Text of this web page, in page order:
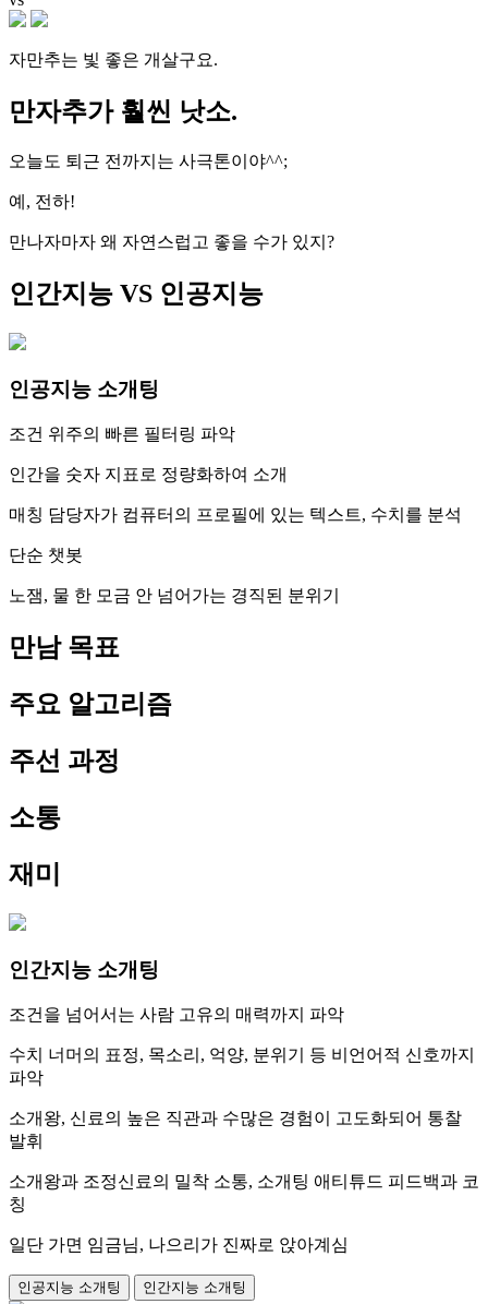
자만추는 빛 좋은 개살구요.
만자추가 훨씬 낫소.
오늘도 퇴근 전까지는 사극톤이야^^;
예, 전하!
만나자마자 왜 자연스럽고 좋을 수가 있지?
인간지능 VS 인공지능
인공지능 소개팅
조건 위주의 빠른 필터링 파악
인간을 숫자 지표로 정량화하여 소개
매칭 담당자가 컴퓨터의 프로필에 있는 텍스트, 수치를 분석
단순 챗봇
노잼, 물 한 모금 안 넘어가는 경직된 분위기
만남 목표
주요 알고리즘
주선 과정
소통
재미
인간지능 소개팅
조건을 넘어서는 사람 고유의 매력까지 파악
수치 너머의 표정, 목소리, 억양, 분위기 등 비언어적 신호까지
파악
소개왕, 신료의 높은 직관과 수많은 경험이 고도화되어 통찰
발휘
소개왕과 조정신료의 밀착 소통, 소개팅 애티튜드 피드백과 코
칭
일단 가면 임금님, 나으리가 진짜로 앉아계심
인공지능 소개팅 인간지능 소개팅